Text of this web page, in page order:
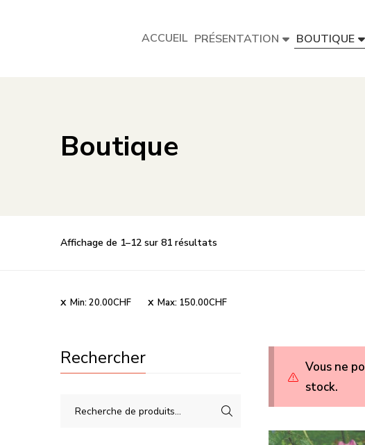
ACCUEIL PRÉSENTATION BOUTIQUE
Boutique
Affichage de 1–12 sur 81 résultats
Min: 20.00CHF Max: 150.00CHF
Vous ne
stock.
Rechercher